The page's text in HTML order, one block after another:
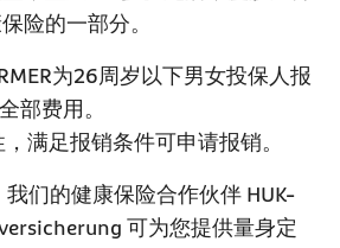
险的一部分。
为26周岁以下男女投保人报
部费用。
满足报销条件可申请报销。
我们的健康保险合作伙伴 HUK-
可为您提供量身定